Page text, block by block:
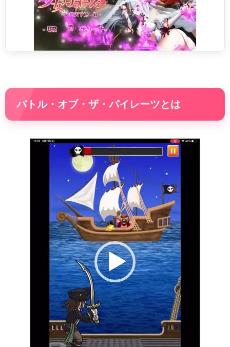
バトル・オブ・ザ・パイレーツとは
動